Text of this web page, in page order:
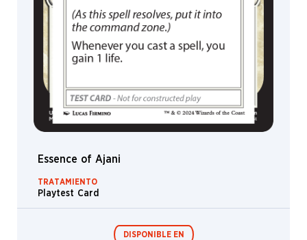
Essence of Ajani
TRATAMIENTO
Playtest Card
DISPONIBLE EN